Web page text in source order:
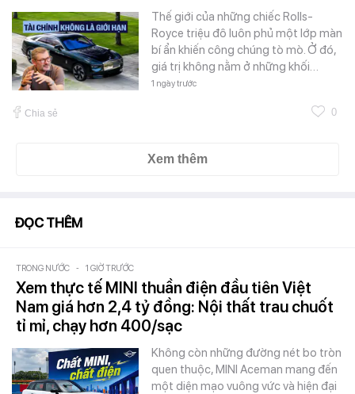
Thế giới của những chiếc Rolls-
Royce triệu đô luôn phủ một lớp màn
bí ẩn khiến công chúng tò mò. Ở đó,
giá trị không nằm ở những khối…
1 ngày trước
Chia sẻ 0
Xem thêm
ĐỌC THÊM
TRONG NƯỚC - 1 GIỜ TRƯỚC
Xem thực tế MINI thuần điện đầu tiên Việt
Nam giá hơn 2,4 tỷ đồng: Nội thất trau chuốt
tỉ mỉ, chạy hơn 400/sạc
Không còn những đường nét bo tròn
quen thuộc, MINI Aceman mang đến
một diện mạo vuông vức và hiện đại